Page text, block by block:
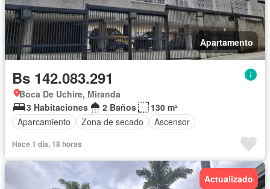
Apartamento
Bs 142.083.291
Boca De Uchire, Miranda
3 Habitaciones
2 Baños
130 m²
Aparcamiento
Zona de secado Ascensor
Hace 1 día, 18 horas
Actualizado